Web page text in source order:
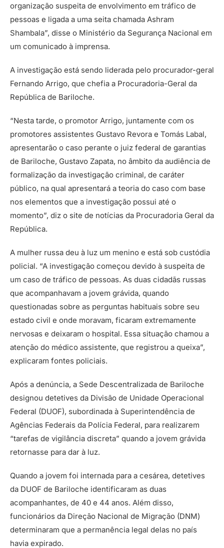
organização suspeita de envolvimento em tráfico de
pessoas e ligada a uma seita chamada Ashram
Shambala”, disse o Ministério da Segurança Nacional em
um comunicado à imprensa.
A investigação está sendo liderada pelo procurador-geral
Fernando Arrigo, que chefia a Procuradoria-Geral da
República de Bariloche.
“Nesta tarde, o promotor Arrigo, juntamente com os
promotores assistentes Gustavo Revora e Tomás Labal,
apresentarão o caso perante o juiz federal de garantias
de Bariloche, Gustavo Zapata, no âmbito da audiência de
formalização da investigação criminal, de caráter
público, na qual apresentará a teoria do caso com base
nos elementos que a investigação possui até o
momento”, diz o site de notícias da Procuradoria Geral da
República.
A mulher russa deu à luz um menino e está sob custódia
policial. “A investigação começou devido à suspeita de
um caso de tráfico de pessoas. As duas cidadãs russas
que acompanhavam a jovem grávida, quando
questionadas sobre as perguntas habituais sobre seu
estado civil e onde moravam, ficaram extremamente
nervosas e deixaram o hospital. Essa situação chamou a
atenção do médico assistente, que registrou a queixa”,
explicaram fontes policiais.
Após a denúncia, a Sede Descentralizada de Bariloche
designou detetives da Divisão de Unidade Operacional
Federal (DUOF), subordinada à Superintendência de
Agências Federais da Polícia Federal, para realizarem
“tarefas de vigilância discreta” quando a jovem grávida
retornasse para dar à luz.
Quando a jovem foi internada para a cesárea, detetives
da DUOF de Bariloche identificaram as duas
acompanhantes, de 40 e 44 anos. Além disso,
funcionários da Direção Nacional de Migração (DNM)
determinaram que a permanência legal delas no país
havia expirado.